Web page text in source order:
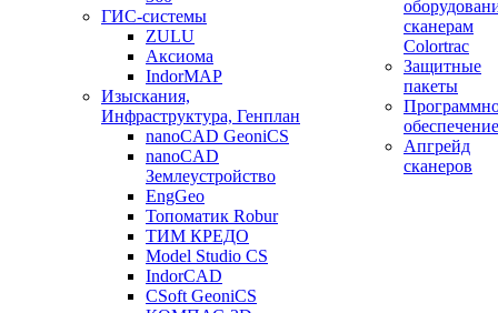
ГИС-системы
ZULU
Аксиома
IndorMAP
Изыскания,
Инфраструктура, Генплан
nanoCAD GeoniCS
nanoCAD
Землеустройство
EngGeo
Топоматик Robur
ТИМ КРЕДО
Model Studio CS
IndorCAD
CSoft GeoniCS
сканерам
Colortrac
Защитные
пакеты
обеспечение
Апгрейд
сканеров